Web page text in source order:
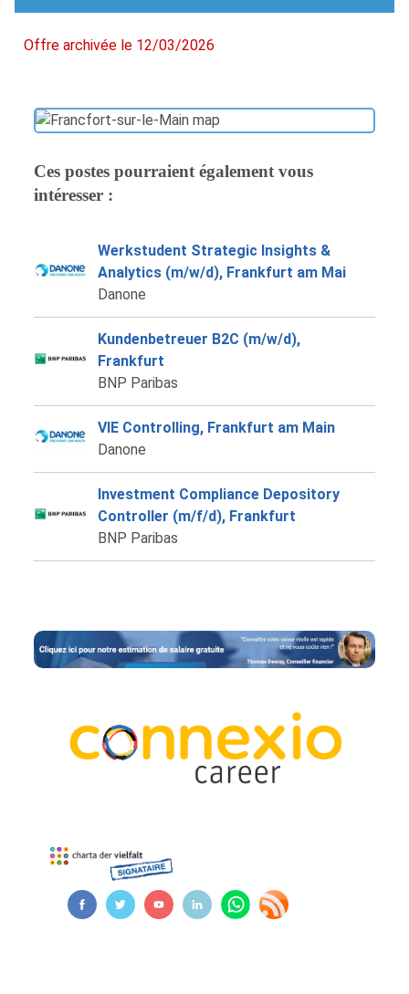
Offre archivée le 12/03/2026
Ces postes pourraient également vous
intéresser :
Werkstudent Strategic Insights &
Analytics (m/w/d), Frankfurt am Mai
Danone
Kundenbetreuer B2C (m/w/d),
Frankfurt
BNP Paribas
VIE Controlling, Frankfurt am Main
Danone
Investment Compliance Depository
Controller (m/f/d), Frankfurt
BNP Paribas